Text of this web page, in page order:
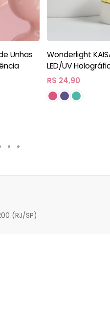
Unhas
Wonderlight
LED/UV
R$ 24,90
(RJ/SP)